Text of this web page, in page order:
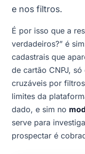
e nos filtros.
É por isso que a
verdadeiros?” é
cadastrais que
de cartão CNPJ,
cruzáveis por
limites da
dado, e sim no
serve para
prospectar é